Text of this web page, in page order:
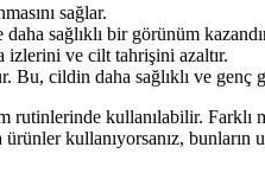
sağlar.
sağlıklı bir görünüm
izlerini ve cilt tahrişini azaltır.
Bu, cildin daha sağlıklı ve genç
rutinlerinde kullanılabilir. Farklı
kullanıyorsanız, bunların